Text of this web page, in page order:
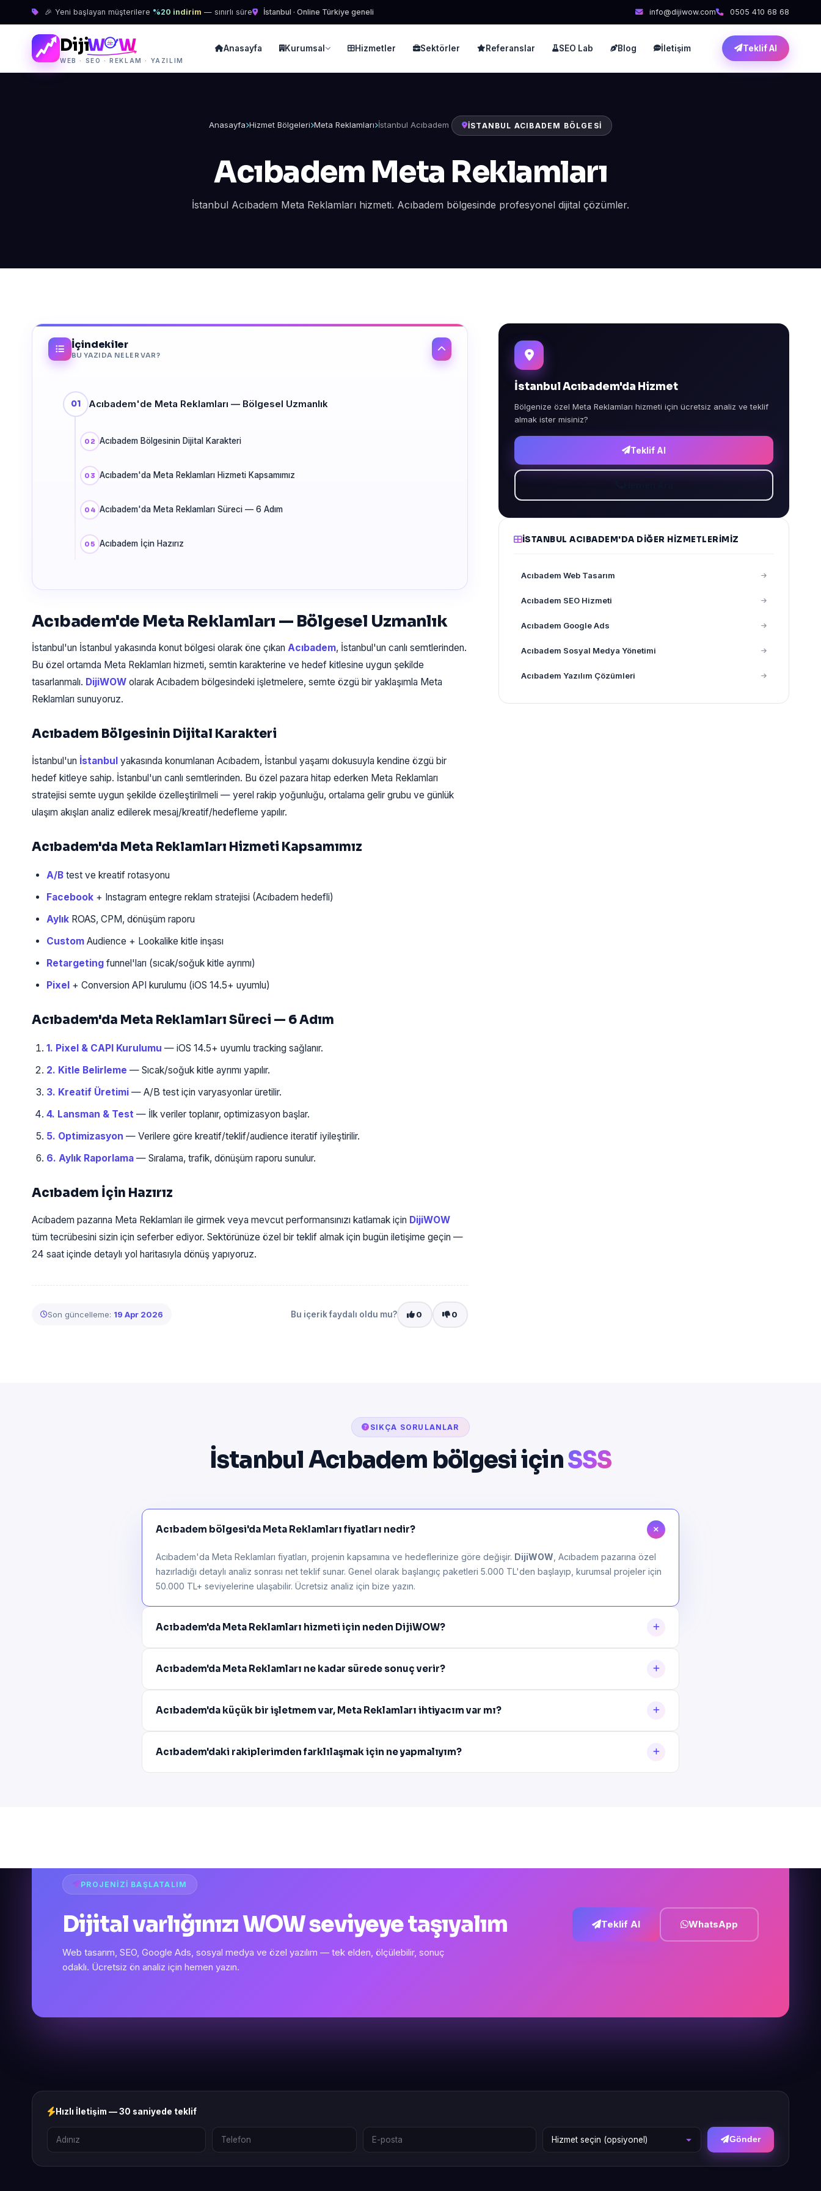
🎉 Yeni başlayan müşterilere %20 indirim — sınırlı süre İstanbul · Online Türkiye geneli info@dijiwow.com 0505 410 68 68
DijiW W
WEB · SEO · REKLAM · YAZILIM
Anasayfa Kurumsal Hizmetler Sektörler Referanslar SEO Lab Blog İletişim Teklif Al
Anasayfa Hizmet Bölgeleri Meta Reklamları İstanbul Acıbadem İSTANBUL ACIBADEM BÖLGESI
Acıbadem Meta Reklamları
İstanbul Acıbadem Meta Reklamları hizmeti. Acıbadem bölgesinde profesyonel dijital çözümler.
İçindekiler
BU YAZIDA NELER VAR?
Acıbadem'de Meta Reklamları — Bölgesel Uzmanlık
Acıbadem Bölgesinin Dijital Karakteri
Acıbadem'da Meta Reklamları Hizmeti Kapsamımız
Acıbadem'da Meta Reklamları Süreci — 6 Adım
Acıbadem İçin Hazırız
Acıbadem'de Meta Reklamları — Bölgesel Uzmanlık
İstanbul'un İstanbul yakasında konut bölgesi olarak öne çıkan Acıbadem, İstanbul'un canlı semtlerinden.
Bu özel ortamda Meta Reklamları hizmeti, semtin karakterine ve hedef kitlesine uygun şekilde
tasarlanmalı. DijiWOW olarak Acıbadem bölgesindeki işletmelere, semte özgü bir yaklaşımla Meta
Reklamları sunuyoruz.
Acıbadem Bölgesinin Dijital Karakteri
İstanbul'un İstanbul yakasında konumlanan Acıbadem, İstanbul yaşamı dokusuyla kendine özgü bir
hedef kitleye sahip. İstanbul'un canlı semtlerinden. Bu özel pazara hitap ederken Meta Reklamları
stratejisi semte uygun şekilde özelleştirilmeli — yerel rakip yoğunluğu, ortalama gelir grubu ve günlük
ulaşım akışları analiz edilerek mesaj/kreatif/hedefleme yapılır.
Acıbadem'da Meta Reklamları Hizmeti Kapsamımız
A/B test ve kreatif rotasyonu
Facebook + Instagram entegre reklam stratejisi (Acıbadem hedefli)
Aylık ROAS, CPM, dönüşüm raporu
Custom Audience + Lookalike kitle inşası
Retargeting funnel'ları (sıcak/soğuk kitle ayrımı)
Pixel + Conversion API kurulumu (iOS 14.5+ uyumlu)
Acıbadem'da Meta Reklamları Süreci — 6 Adım
1. Pixel & CAPI Kurulumu — iOS 14.5+ uyumlu tracking sağlanır.
2. Kitle Belirleme — Sıcak/soğuk kitle ayrımı yapılır.
3. Kreatif Üretimi — A/B test için varyasyonlar üretilir.
4. Lansman & Test — İlk veriler toplanır, optimizasyon başlar.
5. Optimizasyon — Verilere göre kreatif/teklif/audience iteratif iyileştirilir.
6. Aylık Raporlama — Sıralama, trafik, dönüşüm raporu sunulur.
Acıbadem İçin Hazırız
Acıbadem pazarına Meta Reklamları ile girmek veya mevcut performansınızı katlamak için DijiWOW
tüm tecrübesini sizin için seferber ediyor. Sektörünüze özel bir teklif almak için bugün iletişime geçin —
24 saat içinde detaylı yol haritasıyla dönüş yapıyoruz.
Son güncelleme: 19 Apr 2026 Bu içerik faydalı oldu mu? 0 0
İstanbul Acıbadem'da Hizmet
Bölgenize özel Meta Reklamları hizmeti için ücretsiz analiz ve teklif
almak ister misiniz?
Teklif Al
İSTANBUL ACIBADEM'DA DIĞER HIZMETLERIMIZ
Acıbadem Web Tasarım
Acıbadem SEO Hizmeti
Acıbadem Google Ads
Acıbadem Sosyal Medya Yönetimi
Acıbadem Yazılım Çözümleri
SIKÇA SORULANLAR
İstanbul Acıbadem bölgesi içinSSS
Acıbadem bölgesi'da Meta Reklamları fiyatları nedir?
Acıbadem'da Meta Reklamları fiyatları, projenin kapsamına ve hedeflerinize göre değişir. DijiWOW , Acıbadem pazarına özel
hazırladığı detaylı analiz sonrası net teklif sunar. Genel olarak başlangıç paketleri 5.000 TL'den başlayıp, kurumsal projeler için
50.000 TL+ seviyelerine ulaşabilir. Ücretsiz analiz için bize yazın.
Acıbadem'da Meta Reklamları hizmeti için neden DijiWOW?
Acıbadem'da Meta Reklamları ne kadar sürede sonuç verir?
Acıbadem'da küçük bir işletmem var, Meta Reklamları ihtiyacım var mı?
Acıbadem'daki rakiplerimden farklılaşmak için ne yapmalıyım?
PROJENIZI BAŞLATALIM
Dijital varlığınızı WOW seviyeye taşıyalım
Web tasarım, SEO, Google Ads, sosyal medya ve özel yazılım — tek elden, ölçülebilir, sonuç
odaklı. Ücretsiz ön analiz için hemen yazın.
Teklif Al WhatsApp
Hızlı İletişim — 30 saniyede teklif
Gönder